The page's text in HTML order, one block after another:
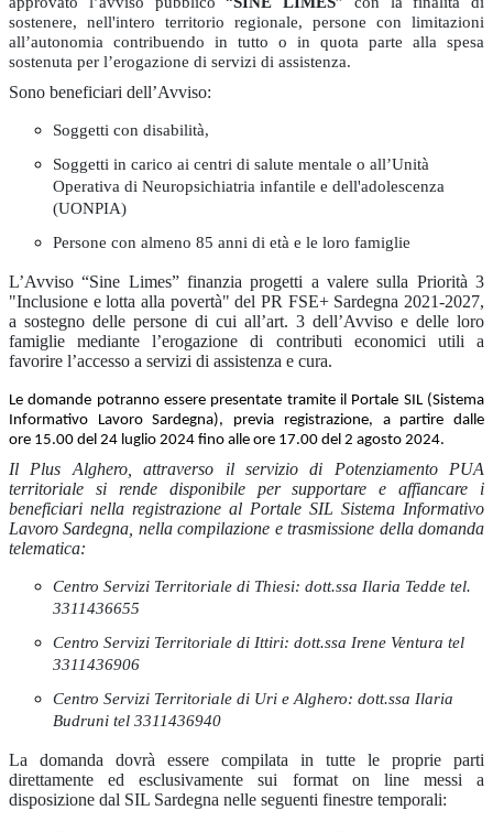
sostenere, nell'intero territorio regionale, persone con limitazioni
all’autonomia contribuendo in tutto o in quota parte alla spesa
sostenuta per l’erogazione di servizi di assistenza.
Sono beneficiari dell’Avviso:
Soggetti con disabilità,
Soggetti in carico ai centri di salute mentale o all’Unità
Operativa di Neuropsichiatria infantile e dell'adolescenza
(UONPIA)
Persone con almeno 85 anni di età e le loro famiglie
L’Avviso “Sine Limes” finanzia progetti a valere sulla Priorità 3
"Inclusione e lotta alla povertà" del PR FSE+ Sardegna 2021-2027,
a sostegno delle persone di cui all’art. 3 dell’Avviso e delle loro
famiglie mediante l’erogazione di contributi economici utili a
favorire l’accesso a servizi di assistenza e cura.
Le domande potranno essere presentate tramite il Portale SIL (Sistema
Informativo Lavoro Sardegna), previa registrazione, a partire dalle
ore 15.00 del 24 luglio 2024 fino alle ore 17.00 del 2 agosto 2024.
Il Plus Alghero, attraverso il servizio di Potenziamento PUA
territoriale si rende disponibile per supportare e affiancare i
beneficiari nella registrazione al Portale SIL Sistema Informativo
Lavoro Sardegna, nella compilazione e trasmissione della domanda
telematica:
Centro Servizi Territoriale di Thiesi: dott.ssa Ilaria Tedde tel.
3311436655
Centro Servizi Territoriale di Ittiri: dott.ssa Irene Ventura tel
3311436906
Centro Servizi Territoriale di Uri e Alghero: dott.ssa Ilaria
Budruni tel 3311436940
La domanda dovrà essere compilata in tutte le proprie parti
direttamente ed esclusivamente sui format on line messi a
disposizione dal SIL Sardegna nelle seguenti finestre temporali: